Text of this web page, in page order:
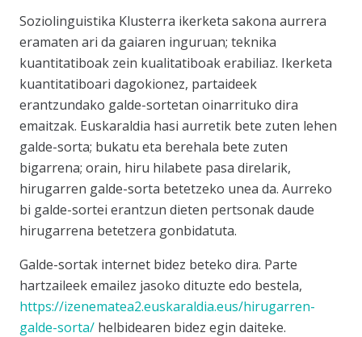
Soziolinguistika Klusterra ikerketa sakona aurrera
eramaten ari da gaiaren inguruan; teknika
kuantitatiboak zein kualitatiboak erabiliaz. Ikerketa
kuantitatiboari dagokionez, partaideek
erantzundako galde-sortetan oinarrituko dira
emaitzak. Euskaraldia hasi aurretik bete zuten lehen
galde-sorta; bukatu eta berehala bete zuten
bigarrena; orain, hiru hilabete pasa direlarik,
hirugarren galde-sorta betetzeko unea da. Aurreko
bi galde-sortei erantzun dieten pertsonak daude
hirugarrena betetzera gonbidatuta.
Galde-sortak internet bidez beteko dira. Parte
hartzaileek emailez jasoko dituzte edo bestela,
https://izenematea2.euskaraldia.eus/hirugarren-
galde-sorta/ helbidearen bidez egin daiteke.